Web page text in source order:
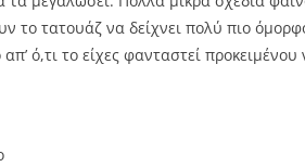
το τατουάζ να δείχνει πολύ πιο
ό,τι το είχες φανταστεί προκειμένου